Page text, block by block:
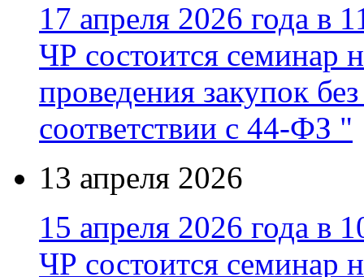
17 апреля 2026 года в
ЧР состоится семинар
проведения закупок
соответствии с 44-ФЗ "
13 апреля 2026
15 апреля 2026 года в
ЧР состоится семинар